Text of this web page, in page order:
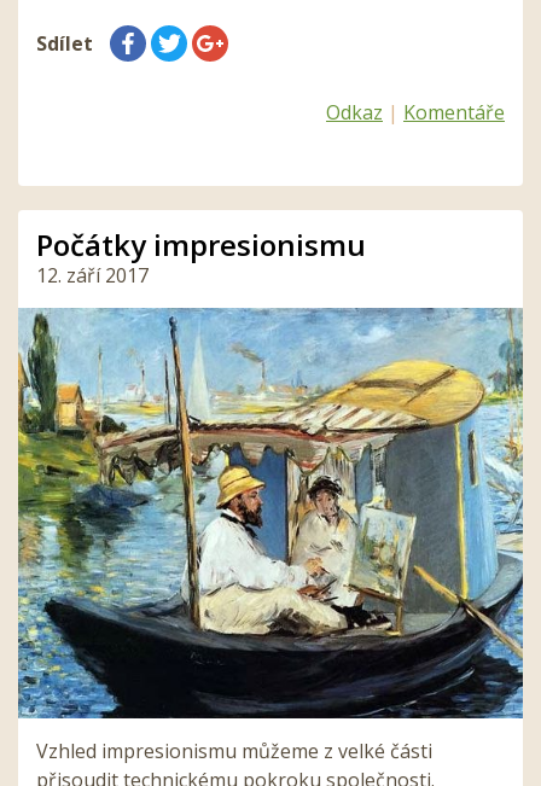
Sdílet
Odkaz | Komentáře
Počátky impresionismu
12. září 2017
Vzhled impresionismu můžeme z velké části
přisoudit technickému pokroku společnosti.